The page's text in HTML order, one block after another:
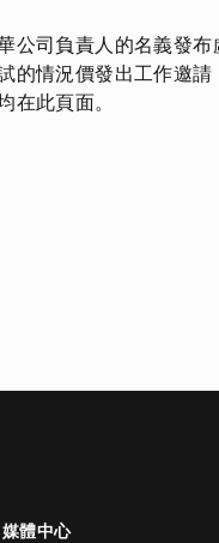
公司負責人的名義發布
的情況價發出工作邀請
在此頁面。
媒體中心